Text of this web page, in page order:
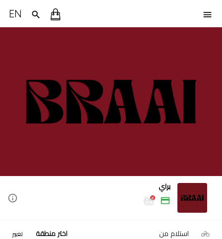
EN
براي
استلام من اختر منطقة تغيير